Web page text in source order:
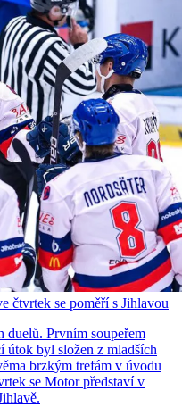
čtvrtek se poměří s Jihlavou
Prvním soupeřem
útok byl složen z mladších
brzkým trefám v úvodu
se Motor představí v